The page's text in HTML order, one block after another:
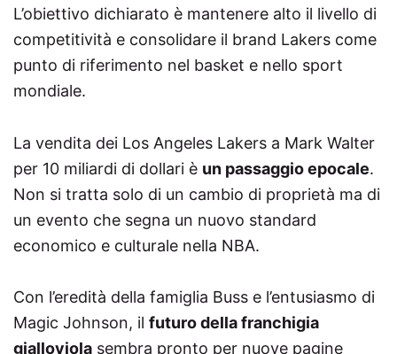
L’obiettivo dichiarato è mantenere alto il livello di
competitività e consolidare il brand Lakers come
punto di riferimento nel basket e nello sport
mondiale.
La vendita dei Los Angeles Lakers a Mark Walter
per 10 miliardi di dollari è un passaggio epocale.
Non si tratta solo di un cambio di proprietà ma di
un evento che segna un nuovo standard
economico e culturale nella NBA.
Con l’eredità della famiglia Buss e l’entusiasmo di
Magic Johnson, il futuro della franchigia
gialloviola sembra pronto per nuove pagine